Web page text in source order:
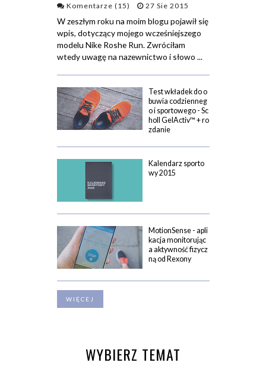
Komentarze (15) 27 Sie 2015
W zeszłym roku na moim blogu pojawił się
wpis, dotyczący mojego wcześniejszego
modelu Nike Roshe Run. Zwróciłam
wtedy uwagę na nazewnictwo i słowo ...
Test wkładek do o
buwia codzienneg
o i sportowego - Sc
holl GelActiv™ + ro
zdanie
Kalendarz sporto
wy 2015
MotionSense - apli
kacja monitorując
a aktywność fizycz
ną od Rexony
WIĘCEJ
WYBIERZ TEMAT